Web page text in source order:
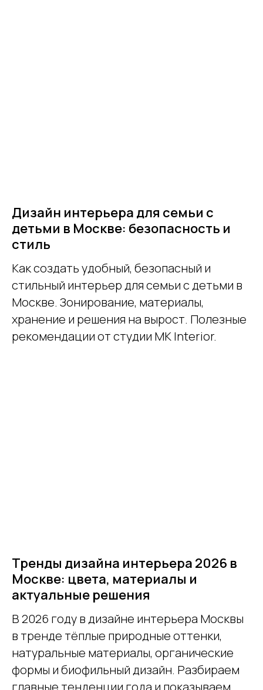
Дизайн интерьера для семьи с
детьми в Москве: безопасность и
стиль
Как создать удобный, безопасный и
стильный интерьер для семьи с детьми в
Москве. Зонирование, материалы,
хранение и решения на вырост. Полезные
рекомендации от студии MK Interior.
Тренды дизайна интерьера 2026 в
Москве: цвета, материалы и
актуальные решения
В 2026 году в дизайне интерьера Москвы
в тренде тёплые природные оттенки,
натуральные материалы, органические
формы и биофильный дизайн. Разбираем